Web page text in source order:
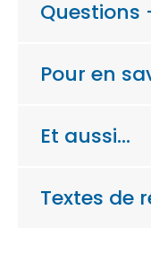
Questions
Pour en
Et aussi…
Textes de